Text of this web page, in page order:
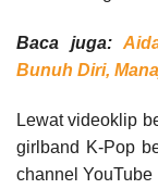
Baca juga:
Bunuh Diri,
Lewat videoklip
girlband K-Pop
channel